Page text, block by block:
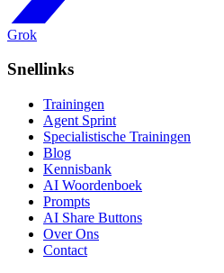
Grok
Snellinks
Trainingen
Agent Sprint
Specialistische Trainingen
Blog
Kennisbank
AI Woordenboek
Prompts
AI Share Buttons
Over Ons
Contact